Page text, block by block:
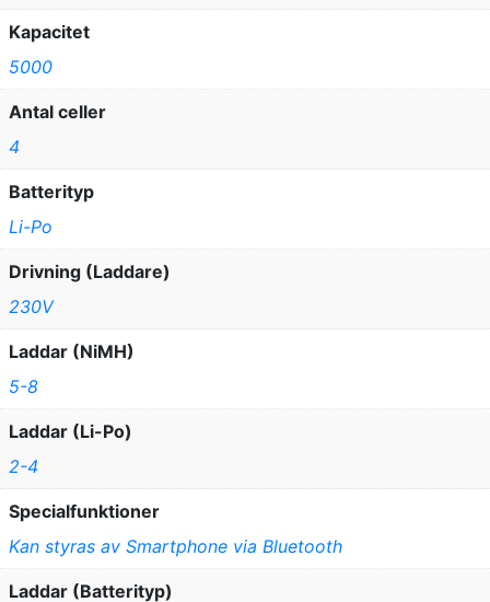
Kapacitet
5000
Antal celler
4
Batterityp
Li-Po
Drivning (Laddare)
230V
Laddar (NiMH)
5-8
Laddar (Li-Po)
2-4
Specialfunktioner
Kan styras av Smartphone via Bluetooth
Laddar (Batterityp)